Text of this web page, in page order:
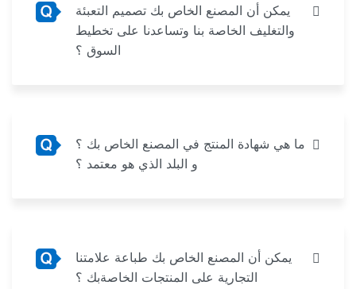
يمكن أن المصنع الخاص بك تصميم التعبئة
والتغليف الخاصة بنا وتساعدنا على تخطيط
السوق ؟
ما هي شهادة المنتج في المصنع الخاص بك ؟
و البلد الذي هو معتمد ؟
يمكن أن المصنع الخاص بك طباعة علامتنا
التجارية على المنتجات الخاصةبك ؟